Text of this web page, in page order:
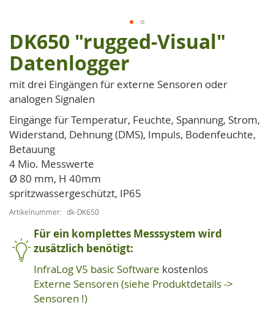
Zum
Anfang
der
Bildgalerie
springen
DK650 "rugged-Visual"
Datenlogger
mit drei Eingängen für externe Sensoren oder
analogen Signalen
Eingänge für Temperatur, Feuchte, Spannung, Strom,
Widerstand, Dehnung (DMS), Impuls, Bodenfeuchte,
Betauung
4 Mio. Messwerte
Ø 80 mm, H 40mm
spritzwassergeschützt, IP65
Artikelnummer dk-DK650
Für ein komplettes Messsystem wird
zusätzlich benötigt:
InfraLog V5 basic Software kostenlos
Externe Sensoren (siehe Produktdetails ->
Sensoren !)